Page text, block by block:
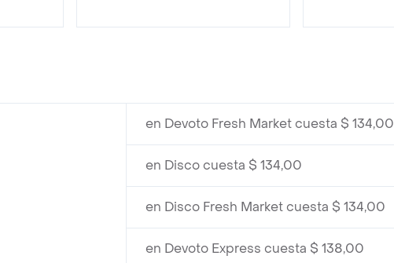
en Devoto Fresh Market cuesta $ 134,00
en Disco cuesta $ 134,00
en Disco Fresh Market cuesta $ 134,00
en Devoto Express cuesta $ 138,00